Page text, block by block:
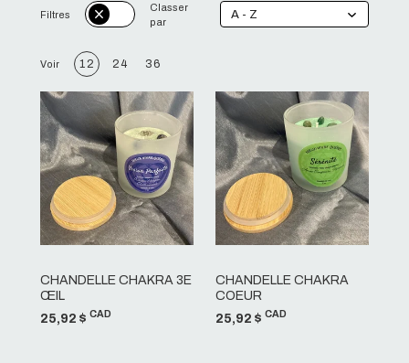
Filtres
Classer
par
A - Z
Voir 12 24 36
CHANDELLE CHAKRA 3E
ŒIL
25,92 $ CAD
CHANDELLE CHAKRA
COEUR
25,92 $ CAD